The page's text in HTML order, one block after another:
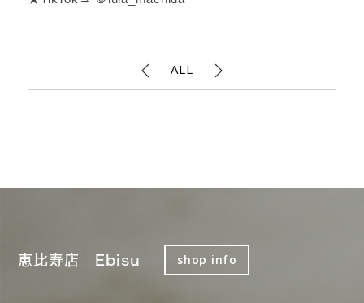
ALL
恵比寿店 Ebisu shop info